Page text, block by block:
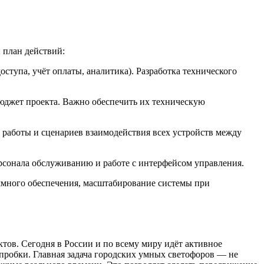
действий:
учёт оплаты, аналитика). Разработка технического
проекта. Важно обеспечить их техническую
и сценариев взаимодействия всех устройств между
обслуживанию и работе с интерфейсом управления.
обеспечения, масштабирование системы при
Сегодня в России и по всему миру идёт активное
Главная задача городских умных светофоров — не